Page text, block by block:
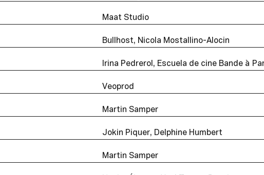
Maat Studio
Bullhost, Nicola Mostallino-Alocin
Irina Pedrerol, Escuela de cine Bande à
Veoprod
Martin Samper
Jokin Piquer, Delphine Humbert
Martin Samper